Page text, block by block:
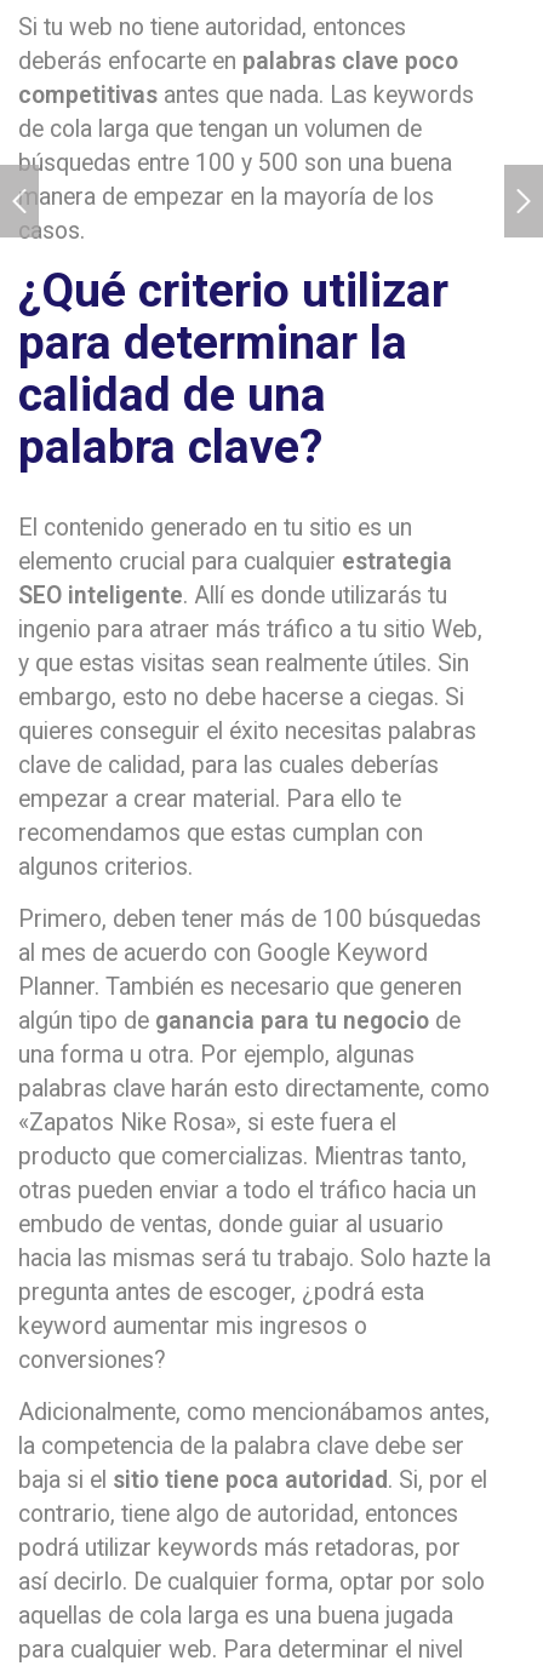
Si tu web no tiene autoridad, entonces
deberás enfocarte en palabras clave poco
competitivas antes que nada. Las keywords
de cola larga que tengan un volumen de
búsquedas entre 100 y 500 son una buena
manera de empezar en la mayoría de los
casos.
¿Qué criterio utilizar
para determinar la
calidad de una
palabra clave?
El contenido generado en tu sitio es un
elemento crucial para cualquier estrategia
SEO inteligente. Allí es donde utilizarás tu
ingenio para atraer más tráfico a tu sitio Web,
y que estas visitas sean realmente útiles. Sin
embargo, esto no debe hacerse a ciegas. Si
quieres conseguir el éxito necesitas palabras
clave de calidad, para las cuales deberías
empezar a crear material. Para ello te
recomendamos que estas cumplan con
algunos criterios.
Primero, deben tener más de 100 búsquedas
al mes de acuerdo con Google Keyword
Planner. También es necesario que generen
algún tipo de ganancia para tu negocio de
una forma u otra. Por ejemplo, algunas
palabras clave harán esto directamente, como
«Zapatos Nike Rosa», si este fuera el
producto que comercializas. Mientras tanto,
otras pueden enviar a todo el tráfico hacia un
embudo de ventas, donde guiar al usuario
hacia las mismas será tu trabajo. Solo hazte la
pregunta antes de escoger, ¿podrá esta
keyword aumentar mis ingresos o
conversiones?
Adicionalmente, como mencionábamos antes,
la competencia de la palabra clave debe ser
baja si el sitio tiene poca autoridad. Si, por el
contrario, tiene algo de autoridad, entonces
podrá utilizar keywords más retadoras, por
así decirlo. De cualquier forma, optar por solo
aquellas de cola larga es una buena jugada
para cualquier web. Para determinar el nivel